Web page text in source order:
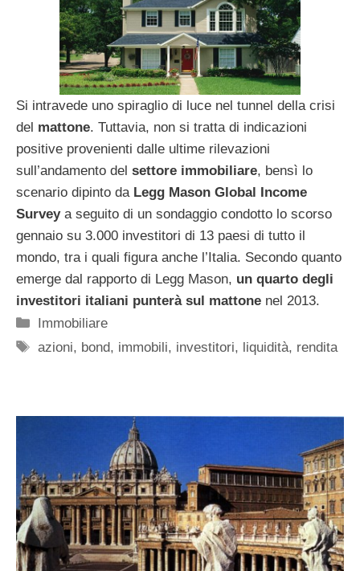
Si intravede uno spiraglio di luce nel tunnel della crisi
del mattone. Tuttavia, non si tratta di indicazioni
positive provenienti dalle ultime rilevazioni
sull’andamento del settore immobiliare, bensì lo
scenario dipinto da Legg Mason Global Income
Survey a seguito di un sondaggio condotto lo scorso
gennaio su 3.000 investitori di 13 paesi di tutto il
mondo, tra i quali figura anche l’Italia. Secondo quanto
emerge dal rapporto di Legg Mason, un quarto degli
investitori italiani punterà sul mattone nel 2013.
Categorie
Immobiliare
Tag
azioni, bond, immobili, investitori, liquidità, rendita